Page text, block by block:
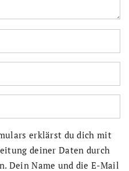
erklärst du dich mit
deiner Daten durch
Dein Name und die E-Mail